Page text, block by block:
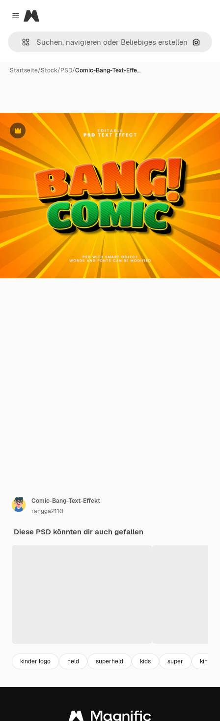
Close menu
Magnific
Nach
Startseite/Stock/PSD/Comic-Bang-Text-Effe…
Premium
Comic-Bang-Text-Effekt
rangga2110
Diese PSD könnten dir auch gefallen
kinder logo held superheld kids super kinder